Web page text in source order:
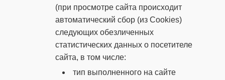
(при просмотре сайта происходит
автоматический сбор (из Cookies)
следующих обезличенных
статистических данных о посетителе
сайта, в том числе:
тип выполненного на сайте